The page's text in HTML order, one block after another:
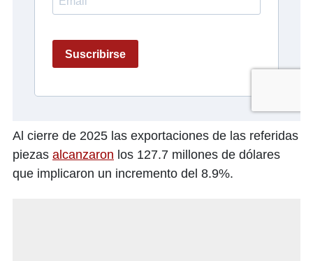
Al cierre de 2025 las exportaciones de las referidas
piezas alcanzaron los 127.7 millones de dólares
que implicaron un incremento del 8.9%.